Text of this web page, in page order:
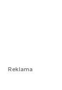
Reklama